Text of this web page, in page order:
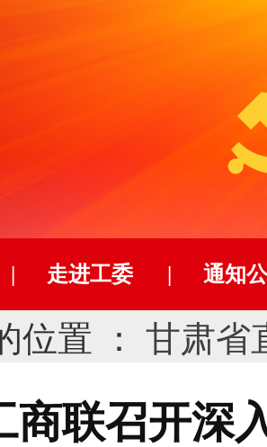
| 走进工委 | 通知
位置 ： 甘肃省
商联召开深